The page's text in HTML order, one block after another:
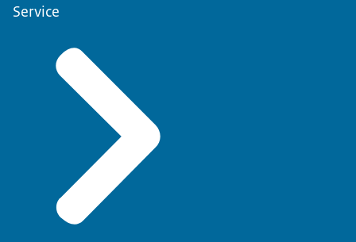
Service